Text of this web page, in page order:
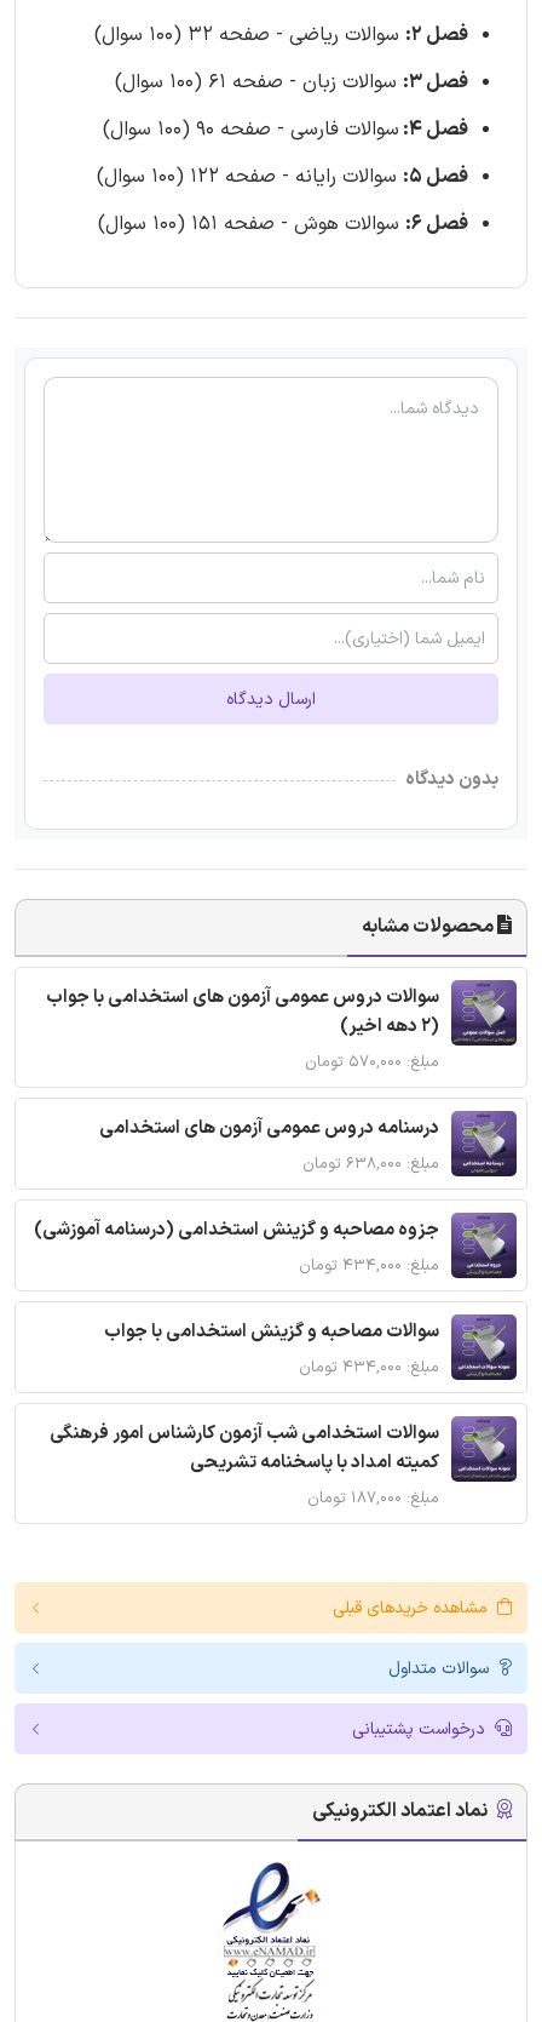
فصل 2:
سوالات ریاضی - صفحه 32 (100 سوال)
فصل 3:
سوالات زبان - صفحه 61 (100 سوال)
فصل 4:
سوالات فارسی - صفحه 90 (100 سوال)
فصل 5:
سوالات رایانه - صفحه 122 (100 سوال)
فصل 6:
سوالات هوش - صفحه 151 (100 سوال)
ارسال دیدگاه
بدون دیدگاه
محصولات مشابه
سوالات دروس عمومی آزمون های استخدامی با جواب
(2 دهه اخیر)
مبلغ: ۵۷۰,۰۰۰ تومان
درسنامه دروس عمومی آزمون های استخدامی
مبلغ: ۶۳۸,۰۰۰ تومان
جزوه مصاحبه و گزینش استخدامی (درسنامه آموزشی)
مبلغ: ۴۳۴,۰۰۰ تومان
سوالات مصاحبه و گزینش استخدامی با جواب
مبلغ: ۴۳۴,۰۰۰ تومان
سوالات استخدامی شب آزمون کارشناس امور فرهنگی
کمیته امداد با پاسخنامه تشریحی
مبلغ: ۱۸۷,۰۰۰ تومان
مشاهده خریدهای قبلی
سوالات متداول
درخواست پشتیبانی
نماد اعتماد الکترونیکی